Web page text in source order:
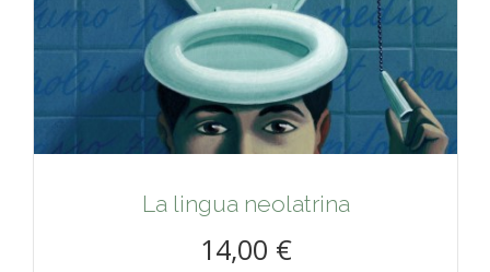
La lingua neolatrina
14,00 €